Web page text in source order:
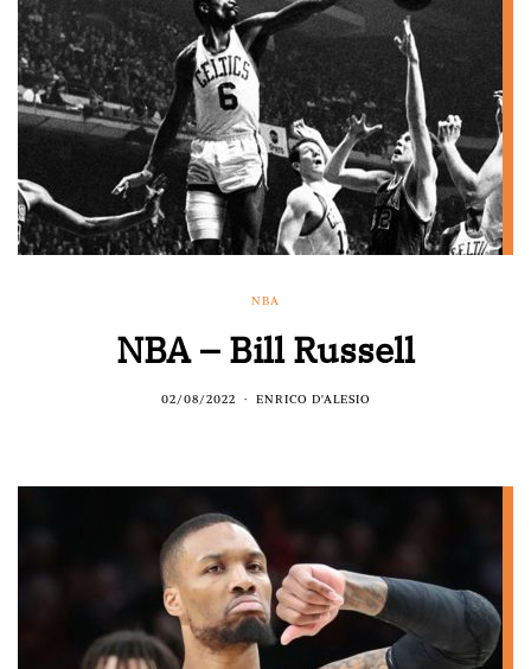
NBA
NBA – Bill Russell
02/08/2022 ENRICO D'ALESIO